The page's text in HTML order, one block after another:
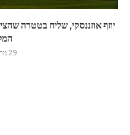
יוזף אוזננסקי, שליח בטטרה
29 מרץ 2024